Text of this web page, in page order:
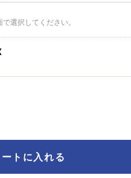
選択してください。
ートに入れる